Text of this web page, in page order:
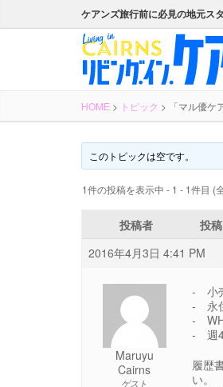
ケアンズ旅行前に必見の地元ス
HOME > トピック > 「マル優
このトピックは空です。
1件の投稿を表示中 - 1 - 1件目 (
投稿者
投稿
2016年4月3日 4:41 PM
Maruyu
Cairns
ゲスト
- 小
- 永
- WH
- 週4
履歴
い。